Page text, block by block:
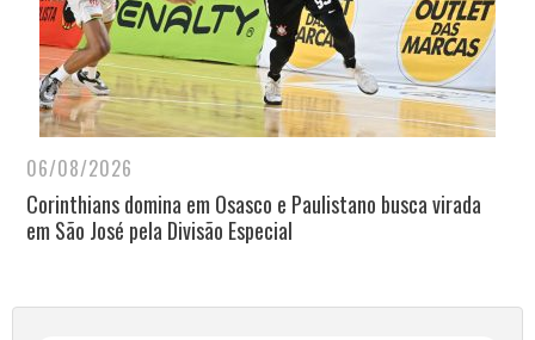
06/08/2026
Corinthians domina em Osasco e Paulistano busca virada
em São José pela Divisão Especial